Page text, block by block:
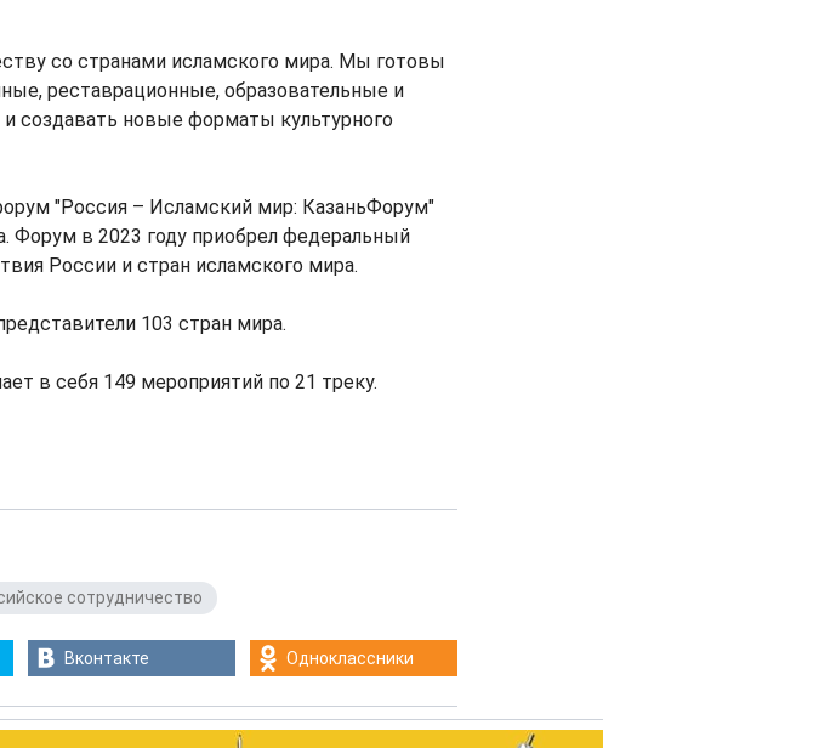
со странами исламского мира. Мы готовы
реставрационные, образовательные и
создавать новые форматы культурного
"Россия – Исламский мир: КазаньФорум"
Форум в 2023 году приобрел федеральный
России и стран исламского мира.
103 стран мира.
в себя 149 мероприятий по 21 треку.
сотрудничество
Вконтакте Одноклассники